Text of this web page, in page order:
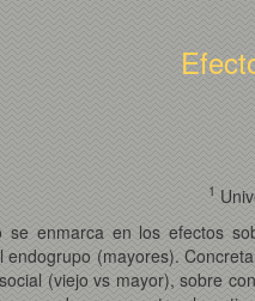
1
se enmarca en los efectos
endogrupo (mayores).
(viejo vs mayor), sobre